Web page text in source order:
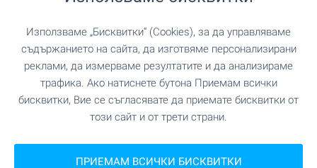
AMur Gardens - затворен
комплекс в гр. Костинброд
Идеалният баланс между близост до София и
спокойствието на малкия град! Намирате го на
Използваме „Бисквитки“ (Cookies), за да управляваме
съдържанието на сайта, да изготвяме персонализирани
реклами, да измерваме резултатите и да анализираме
трафика. Ако натиснете бутона Приемам всички
бисквитки, Вие се съгласявате да приемате бисквитки от
този сайт и от трети страни.
ПРИЕМАМ ВСИЧКИ БИСКВИТКИ